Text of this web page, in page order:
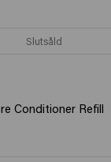
Slutsåld
Conditioner Refill